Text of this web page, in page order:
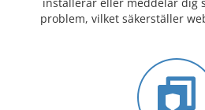
problem, vilket säkerställer